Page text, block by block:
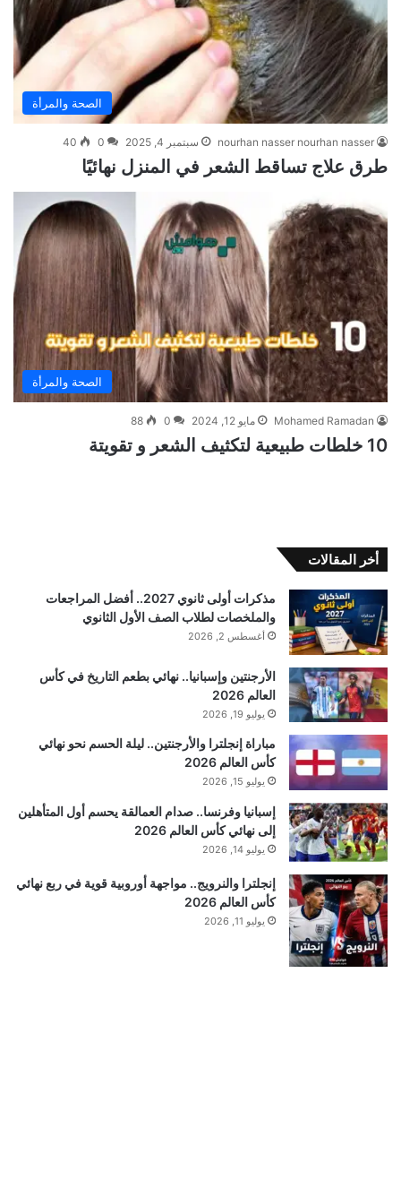
الصحة والمرأة
nourhan nasser nourhan nasser سبتمبر 4, 2025 0
40
طرق علاج تساقط الشعر في المنزل نهائيًا
الصحة والمرأة
Mohamed Ramadan مايو 12, 2024 0
88
10 خلطات طبيعية لتكثيف الشعر و تقويتة
أخر المقالات
مذكرات أولى ثانوي 2027.. أفضل المراجعات
والملخصات لطلاب الصف الأول الثانوي
أغسطس 2, 2026
الأرجنتين وإسبانيا.. نهائي بطعم التاريخ في كأس
العالم 2026
يوليو 19, 2026
مباراة إنجلترا والأرجنتين.. ليلة الحسم نحو نهائي
كأس العالم 2026
يوليو 15, 2026
إسبانيا وفرنسا.. صدام العمالقة يحسم أول المتأهلين
إلى نهائي كأس العالم 2026
يوليو 14, 2026
إنجلترا والنرويج.. مواجهة أوروبية قوية في ربع نهائي
كأس العالم 2026
يوليو 11, 2026